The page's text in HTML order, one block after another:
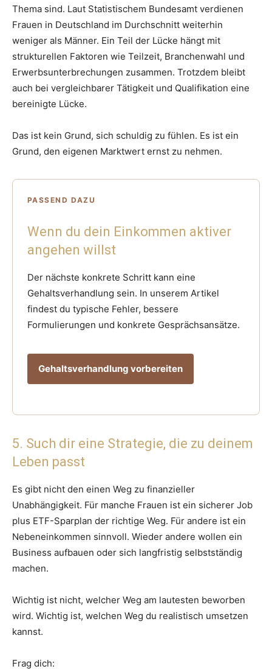
Thema sind. Laut Statistischem Bundesamt verdienen
Frauen in Deutschland im Durchschnitt weiterhin
weniger als Männer. Ein Teil der Lücke hängt mit
strukturellen Faktoren wie Teilzeit, Branchenwahl und
Erwerbsunterbrechungen zusammen. Trotzdem bleibt
auch bei vergleichbarer Tätigkeit und Qualifikation eine
bereinigte Lücke.
Das ist kein Grund, sich schuldig zu fühlen. Es ist ein
Grund, den eigenen Marktwert ernst zu nehmen.
PASSEND DAZU
Wenn du dein Einkommen aktiver
angehen willst
Der nächste konkrete Schritt kann eine
Gehaltsverhandlung sein. In unserem Artikel
findest du typische Fehler, bessere
Formulierungen und konkrete Gesprächsansätze.
Gehaltsverhandlung vorbereiten
5. Such dir eine Strategie, die zu deinem
Leben passt
Es gibt nicht den einen Weg zu finanzieller
Unabhängigkeit. Für manche Frauen ist ein sicherer Job
plus ETF-Sparplan der richtige Weg. Für andere ist ein
Nebeneinkommen sinnvoll. Wieder andere wollen ein
Business aufbauen oder sich langfristig selbstständig
machen.
Wichtig ist nicht, welcher Weg am lautesten beworben
wird. Wichtig ist, welchen Weg du realistisch umsetzen
kannst.
Frag dich: